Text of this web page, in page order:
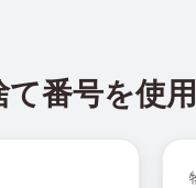
て番号を使